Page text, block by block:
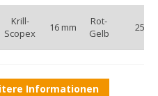
Krill-
Scopex
16 mm
Rot-
Gelb
250 g
Informationen